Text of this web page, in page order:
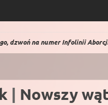
dzwoń na numer Infolinii Aborcji
| Nowszy